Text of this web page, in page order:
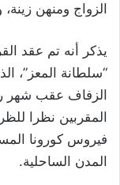
الزواج ومنهن
يذكر أنه تم عقد
“سلطانة المعز”،
الزفاف عقب شهر
المقربين نظرا
فيروس كورونا
المدن الساحلية.